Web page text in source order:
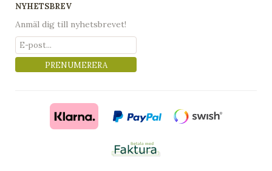
NYHETSBREV
Anmäl dig till nyhetsbrevet!
PRENUMERERA